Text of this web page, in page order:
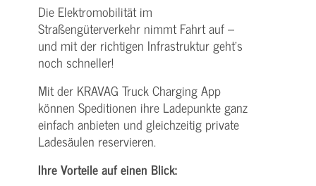
Die Elektromobilität im
Straßengüterverkehr nimmt Fahrt auf –
und mit der richtigen Infrastruktur geht’s
noch schneller!
Mit der KRAVAG Truck Charging App
können Speditionen ihre Ladepunkte ganz
einfach anbieten und gleichzeitig private
Ladesäulen reservieren.
Ihre Vorteile auf einen Blick: